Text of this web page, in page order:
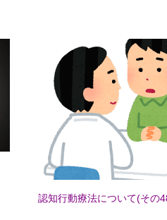
認知行動療法について(その